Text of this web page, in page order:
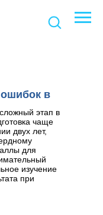
в
этап в
чаще
двух лет,
для
изучение
при